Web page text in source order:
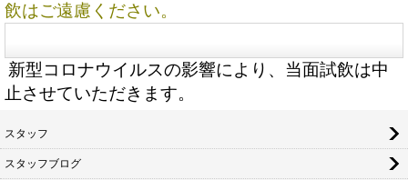
飲はご遠慮ください。
新型コロナウイルスの影響により、当面試飲は中
止させていただきます。
スタッフ
スタッフブログ